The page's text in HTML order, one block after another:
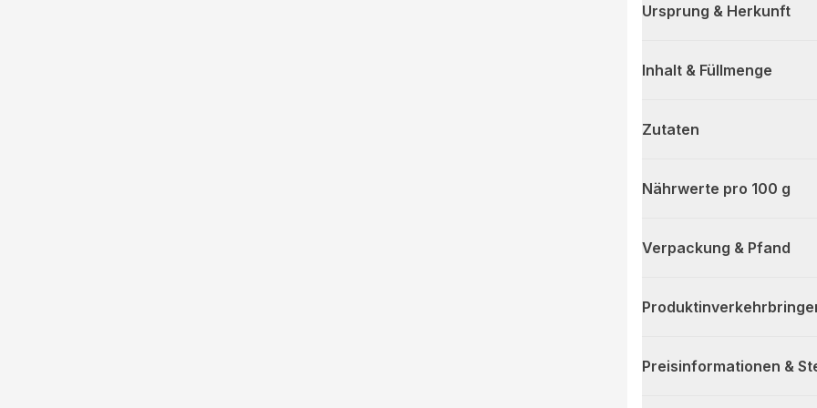
Ursprung & Herkunft
Inhalt & Füllmenge
Zutaten
Nährwerte pro 100 g
Verpackung & Pfand
Preisinformationen &